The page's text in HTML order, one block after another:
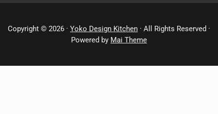
Copyright © 2026 · Yoko Design Kitchen · All Rights Reserved ·
Powered by Mai Theme